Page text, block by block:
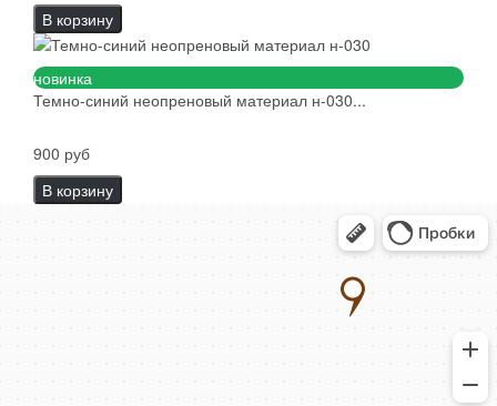
В корзину
новинка
Темно-синий неопреновый материал н-030...
900 руб
В корзину